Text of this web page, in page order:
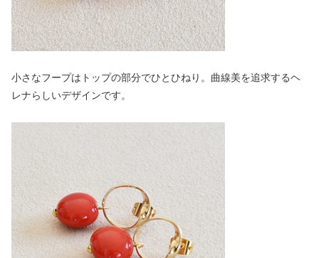
小さなフープはトップの部分でひとひねり。曲線美を追求するヘ
レナらしいデザインです。